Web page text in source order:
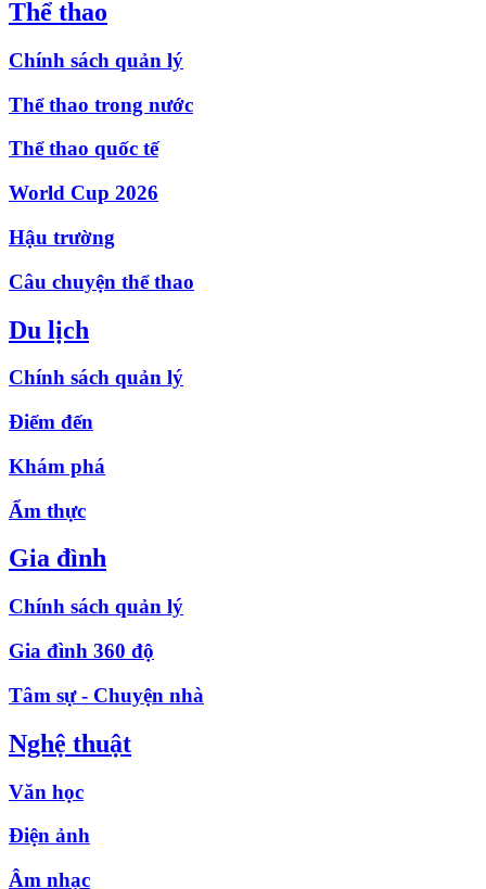
Thể thao
Chính sách quản lý
Thể thao trong nước
Thể thao quốc tế
World Cup 2026
Hậu trường
Câu chuyện thể thao
Du lịch
Chính sách quản lý
Điểm đến
Khám phá
Ẩm thực
Gia đình
Chính sách quản lý
Gia đình 360 độ
Tâm sự - Chuyện nhà
Nghệ thuật
Văn học
Điện ảnh
Âm nhạc